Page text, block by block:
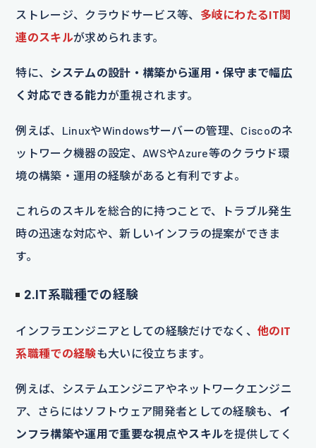
ストレージ、クラウドサービス等、 多岐にわたるIT関
連のスキルが求められます。
特に、 システムの設計・構築から運用・保守まで幅広
く対応できる能力が重視されます。
例えば、LinuxやWindowsサーバーの管理、Ciscoのネ
ットワーク機器の設定、AWSやAzure等のクラウド環
境の構築・運用の経験があると有利ですよ。
これらのスキルを総合的に持つことで、トラブル発生
時の迅速な対応や、新しいインフラの提案ができま
す。
2.IT系職種での経験
インフラエンジニアとしての経験だけでなく、他のIT
系職種での経験も大いに役立ちます。
例えば、システムエンジニアやネットワークエンジニ
ア、さらにはソフトウェア開発者としての経験も、 イ
ンフラ構築や運用で重要な視点やスキルを提供してく